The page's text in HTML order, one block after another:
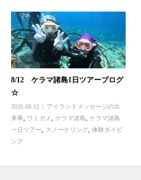
8/12 ケラマ諸島1日ツアーブログ
☆
2020.08.12
アイランドメッセージの出
来事
ウミガメ ,ケラマ諸島 ,ケラマ諸島
一日ツアー
スノーケリング ,体験ダイビ
ング